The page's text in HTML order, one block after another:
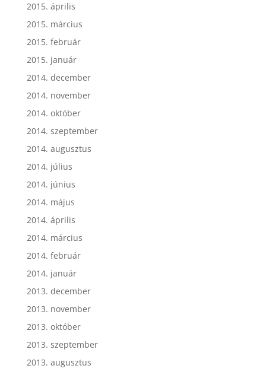
2015. április
2015. március
2015. február
2015. január
2014. december
2014. november
2014. október
2014. szeptember
2014. augusztus
2014. július
2014. június
2014. május
2014. április
2014. március
2014. február
2014. január
2013. december
2013. november
2013. október
2013. szeptember
2013. augusztus